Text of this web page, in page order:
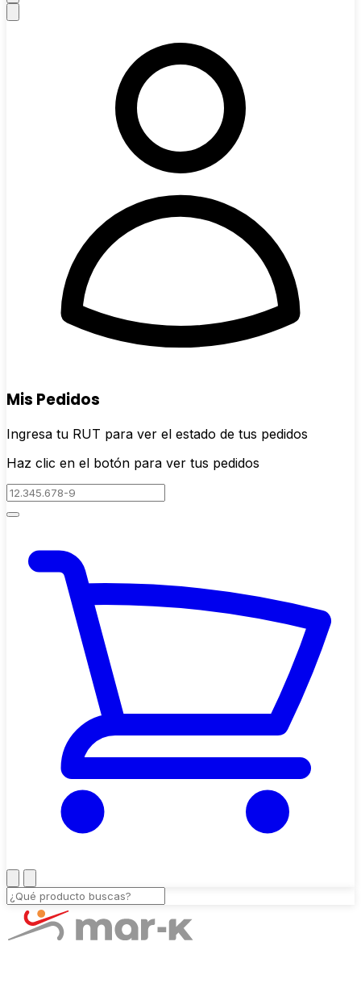
Mis Pedidos
Ingresa tu RUT para ver el estado de tus pedidos
Haz clic en el botón para ver tus pedidos